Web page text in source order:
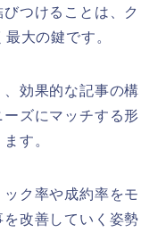
つけることは、ク
大の鍵です。
効果的な記事の構
ズにマッチする形
す。
ク率や成約率をモ
改善していく姿勢